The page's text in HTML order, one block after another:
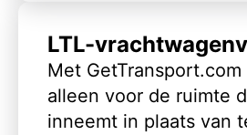
LTL-
Met GetTransport.com
alleen voor de ruimte
inneemt in plaats van